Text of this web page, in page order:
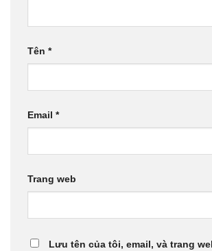
Tên *
Email *
Trang web
Lưu tên của tôi, email, và trang